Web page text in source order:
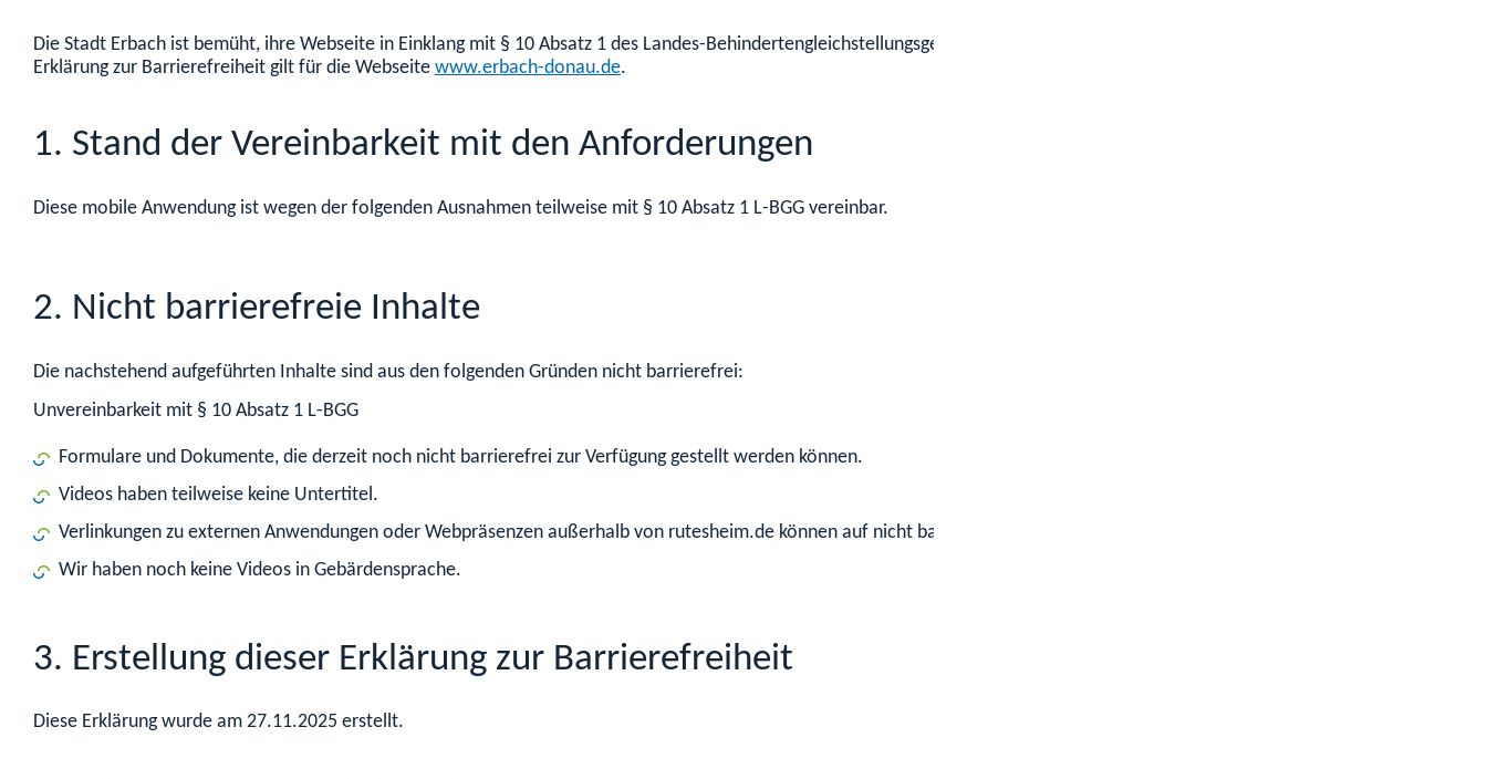
Die Stadt Erbach ist bemüht, ihre Webseite in Einklang mit § 10 Absatz 1 des Landes-Behindertengleichstellungsgesetzes (L-BGG) barrierefrei zugänglich zu machen.
Erklärung zur Barrierefreiheit gilt für die Webseite www.erbach-donau.de.
1. Stand der Vereinbarkeit mit den Anforderungen
Diese mobile Anwendung ist wegen der folgenden Ausnahmen teilweise mit § 10 Absatz 1 L-BGG vereinbar.
2. Nicht barrierefreie Inhalte
Die nachstehend aufgeführten Inhalte sind aus den folgenden Gründen nicht barrierefrei:
Unvereinbarkeit mit § 10 Absatz 1 L-BGG
Formulare und Dokumente, die derzeit noch nicht barrierefrei zur Verfügung gestellt werden können.
Videos haben teilweise keine Untertitel.
Verlinkungen zu externen Anwendungen oder Webpräsenzen außerhalb von rutesheim.de können auf nicht barrierefreie Inhalte führen.
Wir haben noch keine Videos in Gebärdensprache.
3. Erstellung dieser Erklärung zur Barrierefreiheit
Diese Erklärung wurde am 27.11.2025 erstellt.